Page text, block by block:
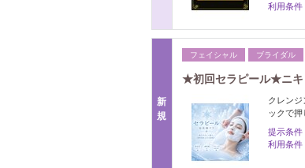
利用条件
新
規
フェイシャル ブライダル
★初回セラピール★ニキ
クレン
ックで
提示条件
利用条件